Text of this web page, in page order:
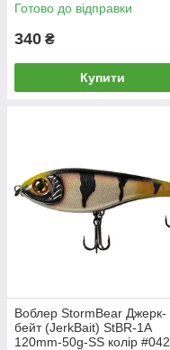
Готово до відправки
340 ₴
Купити
Воблер StormBear Джерк-
бейт (JerkBait) StBR-1A
120mm-50g-SS колір #042